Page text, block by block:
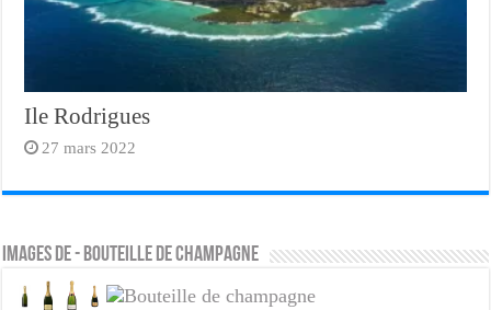
Ile Rodrigues
27 mars 2022
Images de - bouteille de champagne